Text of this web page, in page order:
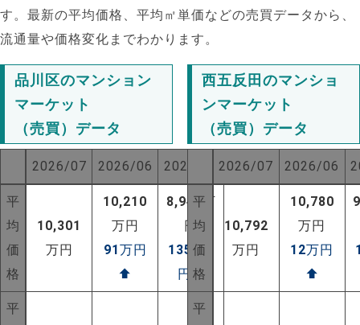
す。最新の平均価格、平均㎡単価などの売買データから、
流通量や価格変化までわかります。
品川区のマンション
マーケット
（売買）データ
2026/07 2026/06 2025/07
平
均
価
格
10,301
万円
10,210
万円
91万円
⬆
8,944万
円
1357万
円 ⬆
平
西五反田のマンショ
ンマーケット
（売買）データ
2026/07 2026/06
平
均
価
格
10,792
万円
10,780
万円
12万円
⬆
平